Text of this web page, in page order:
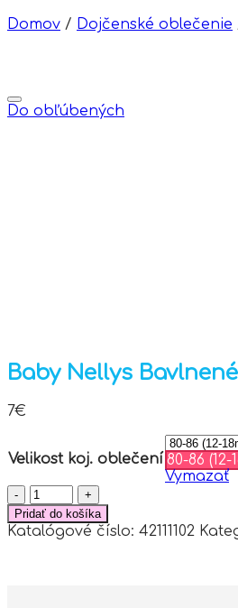
Domov / Dojčenské oblečenie
Do obľúbených
Baby Nellys
7€
Velikost koj. oblečení 80-86 (12-
Vymazať
množstvo
Baby
Nellys
Bavlnené
Pridať do košíka
Katalógové číslo: 42111102